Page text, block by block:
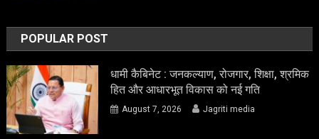
POPULAR POST
धामी कैबिनेट : जनकल्याण, रोजगार, शिक्षा, श्रमिक
हित और आधारभूत विकास को नई गति
August 7, 2026 Jagriti media